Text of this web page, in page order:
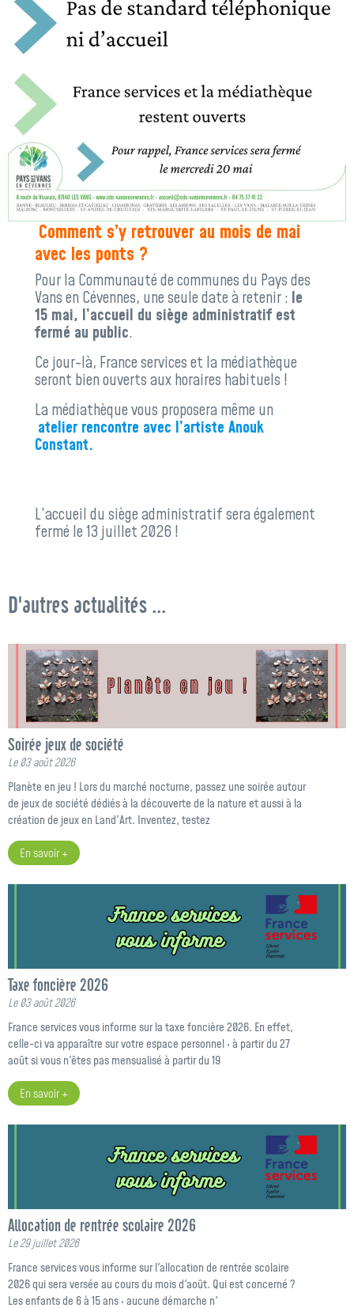
Comment s’y retrouver au mois de mai
avec les ponts ?
Pour la Communauté de communes du Pays des
Vans en Cévennes, une seule date à retenir : le
15 mai, l’accueil du siège administratif est
fermé au public.
Ce jour-là, France services et la médiathèque
seront bien ouverts aux horaires habituels !
La médiathèque vous proposera même un
atelier rencontre avec l’artiste Anouk
Constant.
L’accueil du siège administratif sera également
fermé le 13 juillet 2026 !
D'autres actualités ...
Soirée jeux de société
Le 03 août 2026
Planète en jeu ! Lors du marché nocturne, passez une soirée autour
de jeux de société dédiés à la découverte de la nature et aussi à la
création de jeux en Land'Art. Inventez, testez
En savoir +
Taxe foncière 2026
Le 03 août 2026
France services vous informe sur la taxe foncière 2026. En effet,
celle-ci va apparaître sur votre espace personnel : à partir du 27
août si vous n'êtes pas mensualisé à partir du 19
En savoir +
Allocation de rentrée scolaire 2026
Le 29 juillet 2026
France services vous informe sur l'allocation de rentrée scolaire
2026 qui sera versée au cours du mois d'août. Qui est concerné ?
Les enfants de 6 à 15 ans : aucune démarche n'